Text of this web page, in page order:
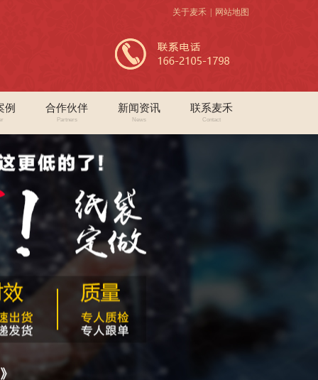
关于麦禾 网站地图
例 合作伙伴
Partners
新闻资讯
News
联系麦禾
Contact